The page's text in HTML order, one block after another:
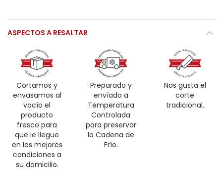
ASPECTOS A RESALTAR
Cortamos y
envasamos al
vacío el
producto
fresco para
que le llegue
en las mejores
condiciones a
su domicilio.
Preparado y
envíado a
Temperatura
Controlada
para preservar
la Cadena de
Frío.
Nos gusta el
corte
tradicional.